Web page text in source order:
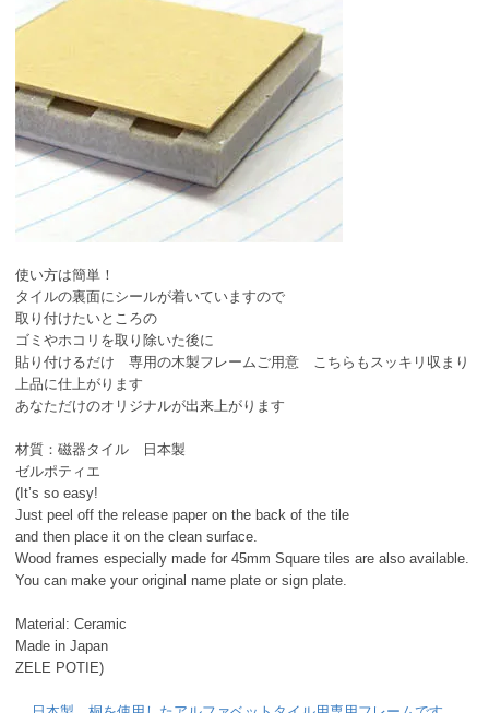
使い方は簡単！
タイルの裏面にシールが着いていますので
取り付けたいところの
ゴミやホコリを取り除いた後に
貼り付けるだけ 専用の木製フレームご用意 こちらもスッキリ収まり
上品に仕上がります
あなただけのオリジナルが出来上がります
材質：磁器タイル 日本製
ゼルポティエ
(It’s so easy!
Just peel off the release paper on the back of the tile
and then place it on the clean surface.
Wood frames especially made for 45mm Square tiles are also available.
You can make your original name plate or sign plate.
Material: Ceramic
Made in Japan
ZELE POTIE)